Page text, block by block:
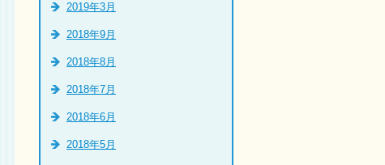
2019年3月
2018年9月
2018年8月
2018年7月
2018年6月
2018年5月